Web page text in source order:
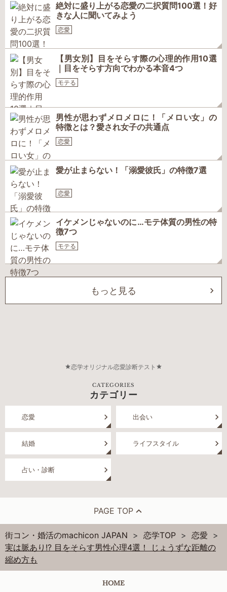
絶対に盛り上がる恋愛の二択質問100選！好
きな人に聞いてみよう
恋愛
【男女別】目をそらす際の心理的作用10選
｜目をそらす方向でわかる本音4つ
モテる
男性が思わずメロメロに！「メロい女」の
特徴とは？愛され女子の共通点
恋愛
愛が止まらない！「溺愛彼氏」の特徴7選
恋愛
イケメンじゃないのに…モテ体質の男性の特
徴7つ
モテる
もっと見る
恋学オリジナル恋愛診断テスト
CATEGORIES
カテゴリー
恋愛 出会い
結婚 ライフスタイル
占い・診断
PAGE TOP
街コン・婚活のmachicon JAPAN 恋学TOP
恋愛
実は脈あり!? 目をそらす男性心理4選！ じょうずな距離の
縮め方も
HOME